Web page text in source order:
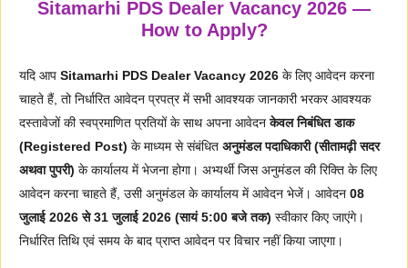
Sitamarhi PDS Dealer Vacancy 2026 —
How to Apply?
यदि आप Sitamarhi PDS Dealer Vacancy 2026 के लिए आवेदन करना
चाहते हैं, तो निर्धारित आवेदन प्रपत्र में सभी आवश्यक जानकारी भरकर आवश्यक
दस्तावेजों की स्वप्रमाणित प्रतियों के साथ अपना आवेदनकेवल निबंधित डाक
(Registered Post) के माध्यम से संबंधित अनुमंडल पदाधिकारी (सीतामढ़ी सदर
अथवा पुपरी) के कार्यालय में भेजना होगा। अभ्यर्थी जिस अनुमंडल की रिक्ति के लिए
आवेदन करना चाहते हैं, उसी अनुमंडल के कार्यालय में आवेदन भेजें। आवेदन 08
जुलाई 2026 से 31 जुलाई 2026 (सायं 5:00 बजे तक) स्वीकार किए जाएंगे।
निर्धारित तिथि एवं समय के बाद प्राप्त आवेदन पर विचार नहीं किया जाएगा।